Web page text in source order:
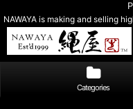
NAWAYA is making and selling
Categories